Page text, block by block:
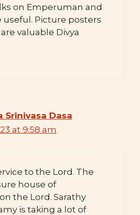
on Emperuman and
useful. Picture posters
valuable Divya
Srinivasa Dasa
at 9:58 am
to the Lord. The
house of
the Lord. Sarathy
is taking a lot of